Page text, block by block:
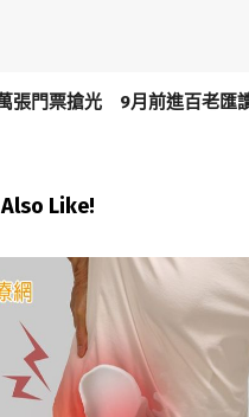
張門票搶光 9月前進百老匯
Like!